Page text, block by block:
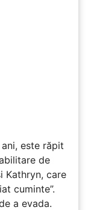
este răpit
de
Kathryn, care
cuminte”.
a evada.